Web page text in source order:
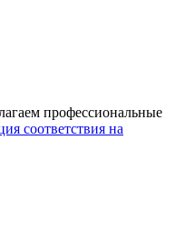
профессиональные
соответствия на